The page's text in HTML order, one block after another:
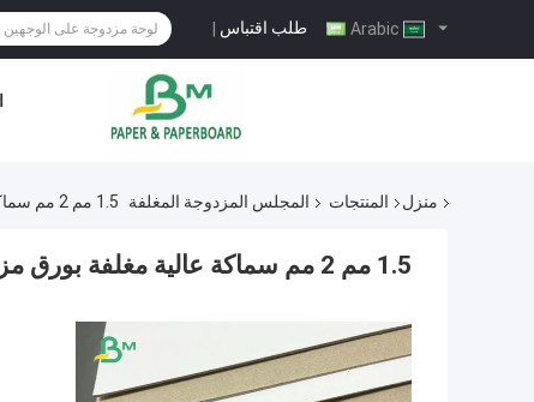
طلب اقتباس |
منزل المنتجات المجلس المزدوجة المغلفة 1.5 مم 2 مم سماكة عالية مغلفة بورق مزدوج أبيض أعلى رمادي الظهر
1.5 مم 2 مم سماكة عالية مغلفة بورق مزدوج أبيض أعلى رمادي الظهر